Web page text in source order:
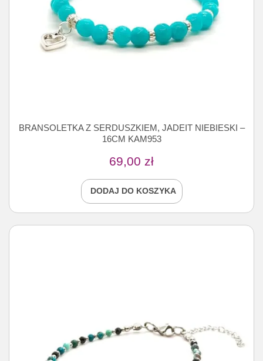
BRANSOLETKA Z SERDUSZKIEM, JADEIT NIEBIESKI –
16CM KAM953
69,00 zł
DODAJ DO KOSZYKA